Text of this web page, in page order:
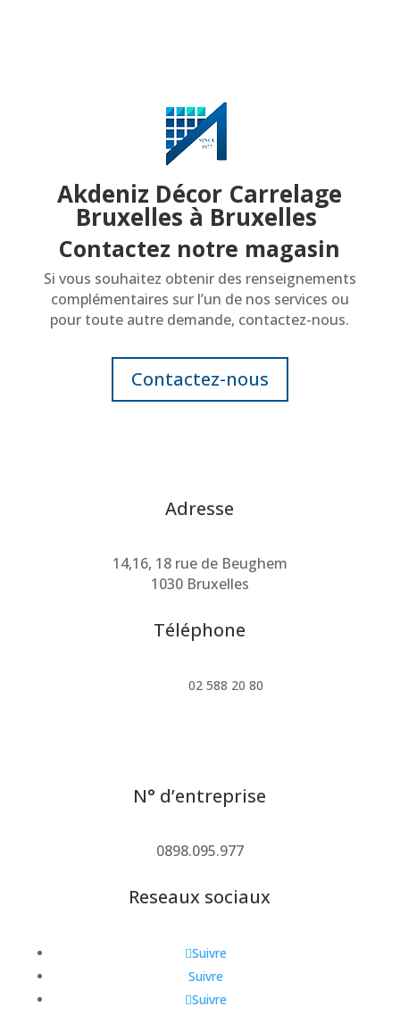
Akdeniz Décor Carrelage
Bruxelles à Bruxelles
Contactez notre magasin
Si vous souhaitez obtenir des renseignements
complémentaires sur l’un de nos services ou
pour toute autre demande, contactez-nous.
Contactez-nous
Adresse
14,16, 18 rue de Beughem
1030 Bruxelles
Téléphone
02 588 20 80
N° d’entreprise
0898.095.977
Reseaux sociaux
Suivre
Suivre
Suivre